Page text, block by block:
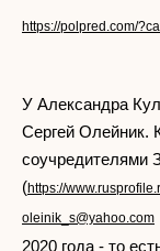
https://polpred.com/
У Александра
Сергей Олейник.
(https://
oleinik_s@yahoo.com
2020 года - то